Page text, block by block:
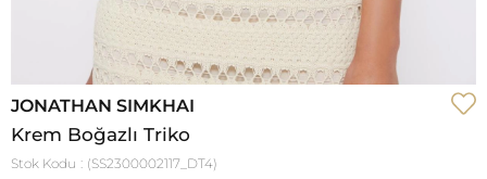
JONATHAN SIMKHAI
Krem Boğazlı Triko
Stok Kodu (SS2300002117_DT4)